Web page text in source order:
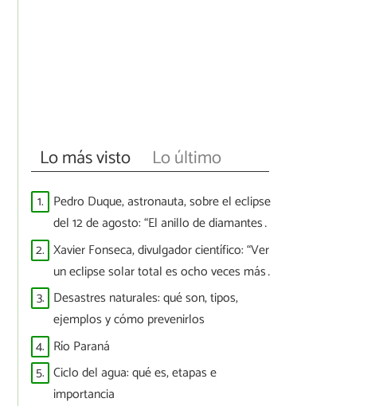
Lo más visto Lo último
1. Pedro Duque, astronauta, sobre el eclipse
del 12 de agosto: “El anillo de diamantes
llegará a las 20:30 y veremos puntitos
brillantes”
2. Xavier Fonseca, divulgador científico: “Ver
un eclipse solar total es ocho veces más
difícil que ver a España ganar un Mundial”
3. Desastres naturales: qué son, tipos,
ejemplos y cómo prevenirlos
4. Río Paraná
5. Ciclo del agua: qué es, etapas e
importancia